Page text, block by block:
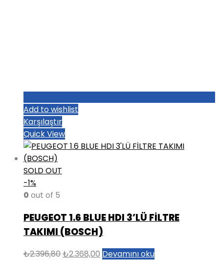
Add to wishlist
Karşılaştır
Quick View
SOLD OUT
-1%
0 out of 5
PEUGEOT 1.6 BLUE HDI 3’LÜ FİLTRE
TAKIMI (BOSCH)
₺2.396,80Orijinal
₺2.368,00 Şu
Devamını oku